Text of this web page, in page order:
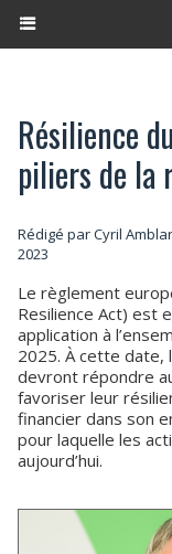
Résilience
piliers de la
Rédigé par Cyril
2023
Le règlement
Resilience Act) est
application à
2025. À cette date,
devront répondre
favoriser leur
financier dans son
pour laquelle les
aujourd’hui.